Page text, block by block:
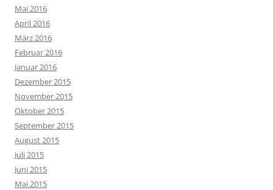
Mai 2016
April 2016
März 2016
Februar 2016
Januar 2016
Dezember 2015
November 2015
Oktober 2015
September 2015
August 2015
Juli 2015
Juni 2015
Mai 2015